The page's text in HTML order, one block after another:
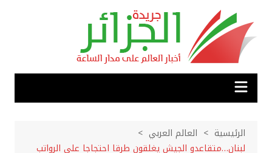
المحتوى
الرئيسية
العالم العربي
لبنان…متقاعدو الجيش يغلقون طرقا احتجاجا على الرواتب